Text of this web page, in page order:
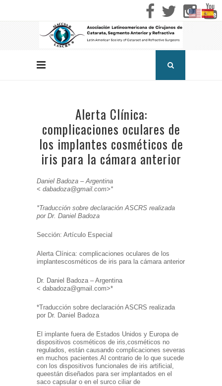
Alerta Clínica:
complicaciones oculares de
los implantes cosméticos de
iris para la cámara anterior
Daniel Badoza – Argentina
< dabadoza@gmail.com>*
*Traducción sobre declaración ASCRS realizada
por Dr. Daniel Badoza
Sección: Artículo Especial
Alerta Clínica: complicaciones oculares de los
implantescosméticos de iris para la cámara anterior
Dr. Daniel Badoza – Argentina
< dabadoza@gmail.com>*
*Traducción sobre declaración ASCRS realizada
por Dr. Daniel Badoza
El implante fuera de Estados Unidos y Europa de
dispositivos cosméticos de iris,cosméticos no
regulados, están causando complicaciones severas
en muchos pacientes.Al contrario de lo que sucede
con los dispositivos funcionales de iris artificial,
queestán diseñados para ser implantados en el
saco capsular o en el surco ciliar de